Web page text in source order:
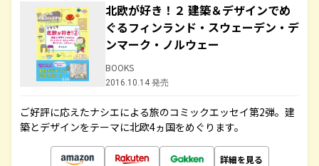
北欧が好き！２ 建築＆デザインでめ
ぐるフィンランド・スウェーデン・デ
ンマーク・ノルウェー
BOOKS
2016.10.14 発売
ご好評に応えたナシエによる旅のコミックエッセイ第2弾。建
築とデザインをテーマに北欧4ヵ国をめぐります。
詳細を見る